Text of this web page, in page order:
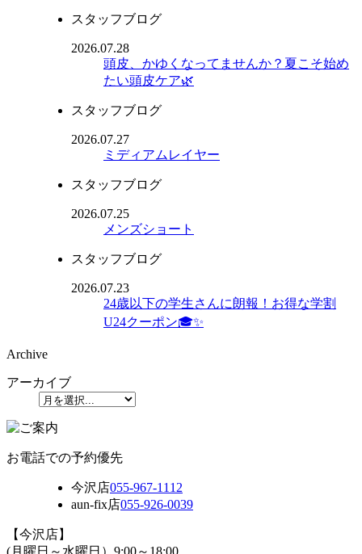
スタッフブログ
2026.07.28
頭皮、かゆくなってませんか？夏こそ始め
たい頭皮ケア🌿
スタッフブログ
2026.07.27
ミディアムレイヤー
スタッフブログ
2026.07.25
メンズショート
スタッフブログ
2026.07.23
24歳以下の学生さんに朗報！お得な学割
U24クーポン🎓✨
Archive
アーカイブ
お電話での予約優先
今沢店055-967-1112
aun-fix店055-926-0039
【今沢店】